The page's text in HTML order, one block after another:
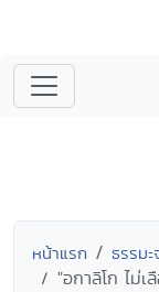
หน้าแรก ธรรม
"อกาลิโก ไม่